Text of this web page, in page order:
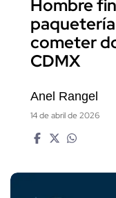
Hombre
cometer
CDMX
Anel Rangel
14 de abril de 2026